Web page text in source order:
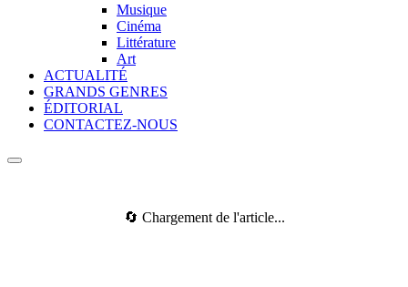
Musique
Cinéma
Littérature
Art
ACTUALITÉ
GRANDS GENRES
ÉDITORIAL
CONTACTEZ-NOUS
🔄 Chargement de l'article...